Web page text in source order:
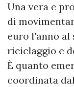
Una vera e
di
euro l'anno
riciclaggio e
È quanto
coordinata